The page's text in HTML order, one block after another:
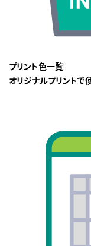
プリント色一覧
オリジナルプリントで